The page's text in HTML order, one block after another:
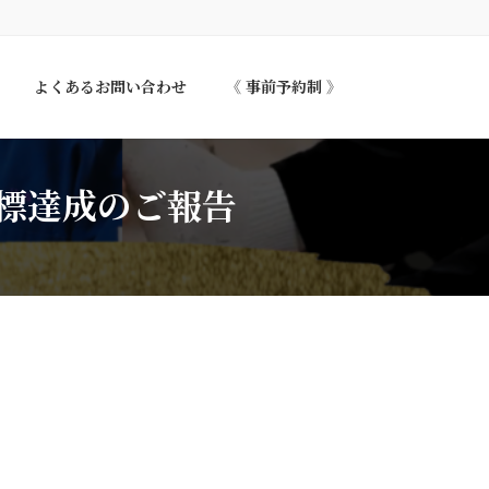
よくあるお問い合わせ 《 事前予約制 》
達成のご報告